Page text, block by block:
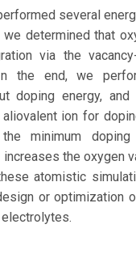
several
determined that
via the
the end, we
doping energy,
ion for
minimum
the oxygen
atomistic
or optimization